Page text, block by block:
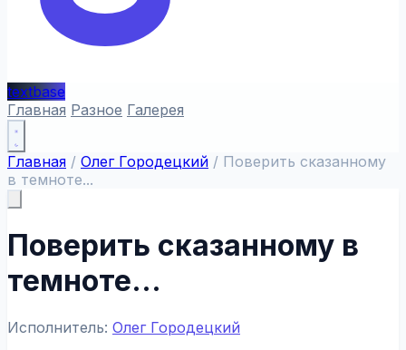
textbase
Главная Разное Галерея
Главная / Олег Городецкий / Поверить сказанному
в темноте...
Поверить сказанному в
темноте...
Исполнитель: Олег Городецкий